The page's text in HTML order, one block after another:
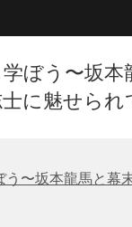
ぼう〜坂本
に魅せられ
う〜坂本龍馬と幕